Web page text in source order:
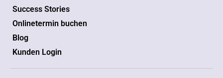
Success Stories
Onlinetermin buchen
Blog
Kunden Login